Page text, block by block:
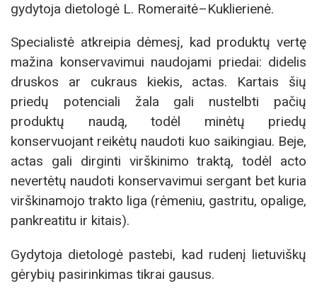
gydytoja dietologė L. Romeraitė–Kuklierienė.
Specialistė atkreipia dėmesį, kad produktų vertę
mažina konservavimui naudojami priedai: didelis
druskos ar cukraus kiekis, actas. Kartais šių
priedų potenciali žala gali nustelbti pačių
produktų naudą, todėl minėtų priedų
konservuojant reikėtų naudoti kuo saikingiau. Beje,
actas gali dirginti virškinimo traktą, todėl acto
nevertėtų naudoti konservavimui sergant bet kuria
virškinamojo trakto liga (rėmeniu, gastritu, opalige,
pankreatitu ir kitais).
Gydytoja dietologė pastebi, kad rudenį lietuviškų
gėrybių pasirinkimas tikrai gausus.